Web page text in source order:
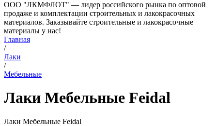
ООО "ЛКМФЛОТ" — лидер российского рынка по оптовой
продаже и комплектации строительных и лакокрасочных
материалов. Заказывайте строительные и лакокрасочные
материалы у нас!
Главная
/
Лаки
/
Мебельные
Лаки Мебельные Feidal
Лаки Мебельные Feidal